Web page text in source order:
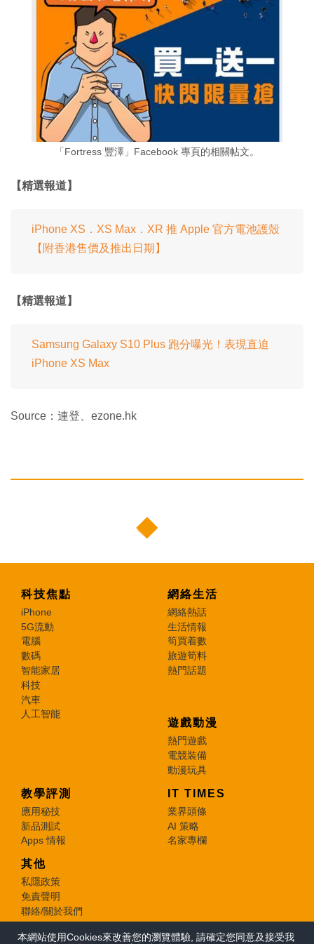
本網站使用Cookies來改善您的瀏覽體驗, 請確定您同意及接受我
「Fortress 豐澤」Facebook 專頁的相關帖文。
【精選報道】
iPhone XS．XS Max．XR 推 Apple 官方電池護殼
【附香港售價及推出日期】
【精選報道】
Samsung Galaxy S10 Plus 跑分曝光！表現直迫
iPhone XS Max
Source：連登、ezone.hk
科技焦點
iPhone
5G流動
電腦
數碼
智能家居
科技
汽車
人工智能
網絡生活
網絡熱話
生活情報
筍買着數
旅遊筍料
熱門話題
遊戲動漫
熱門遊戲
電競裝備
動漫玩具
教學評測
應用秘技
新品測試
Apps 情報
IT TIMES
業界頭條
AI 策略
名家專欄
其他
私隱政策
免責聲明
聯絡/關於我們
© 2026 e-zone. All Rights Reserved.